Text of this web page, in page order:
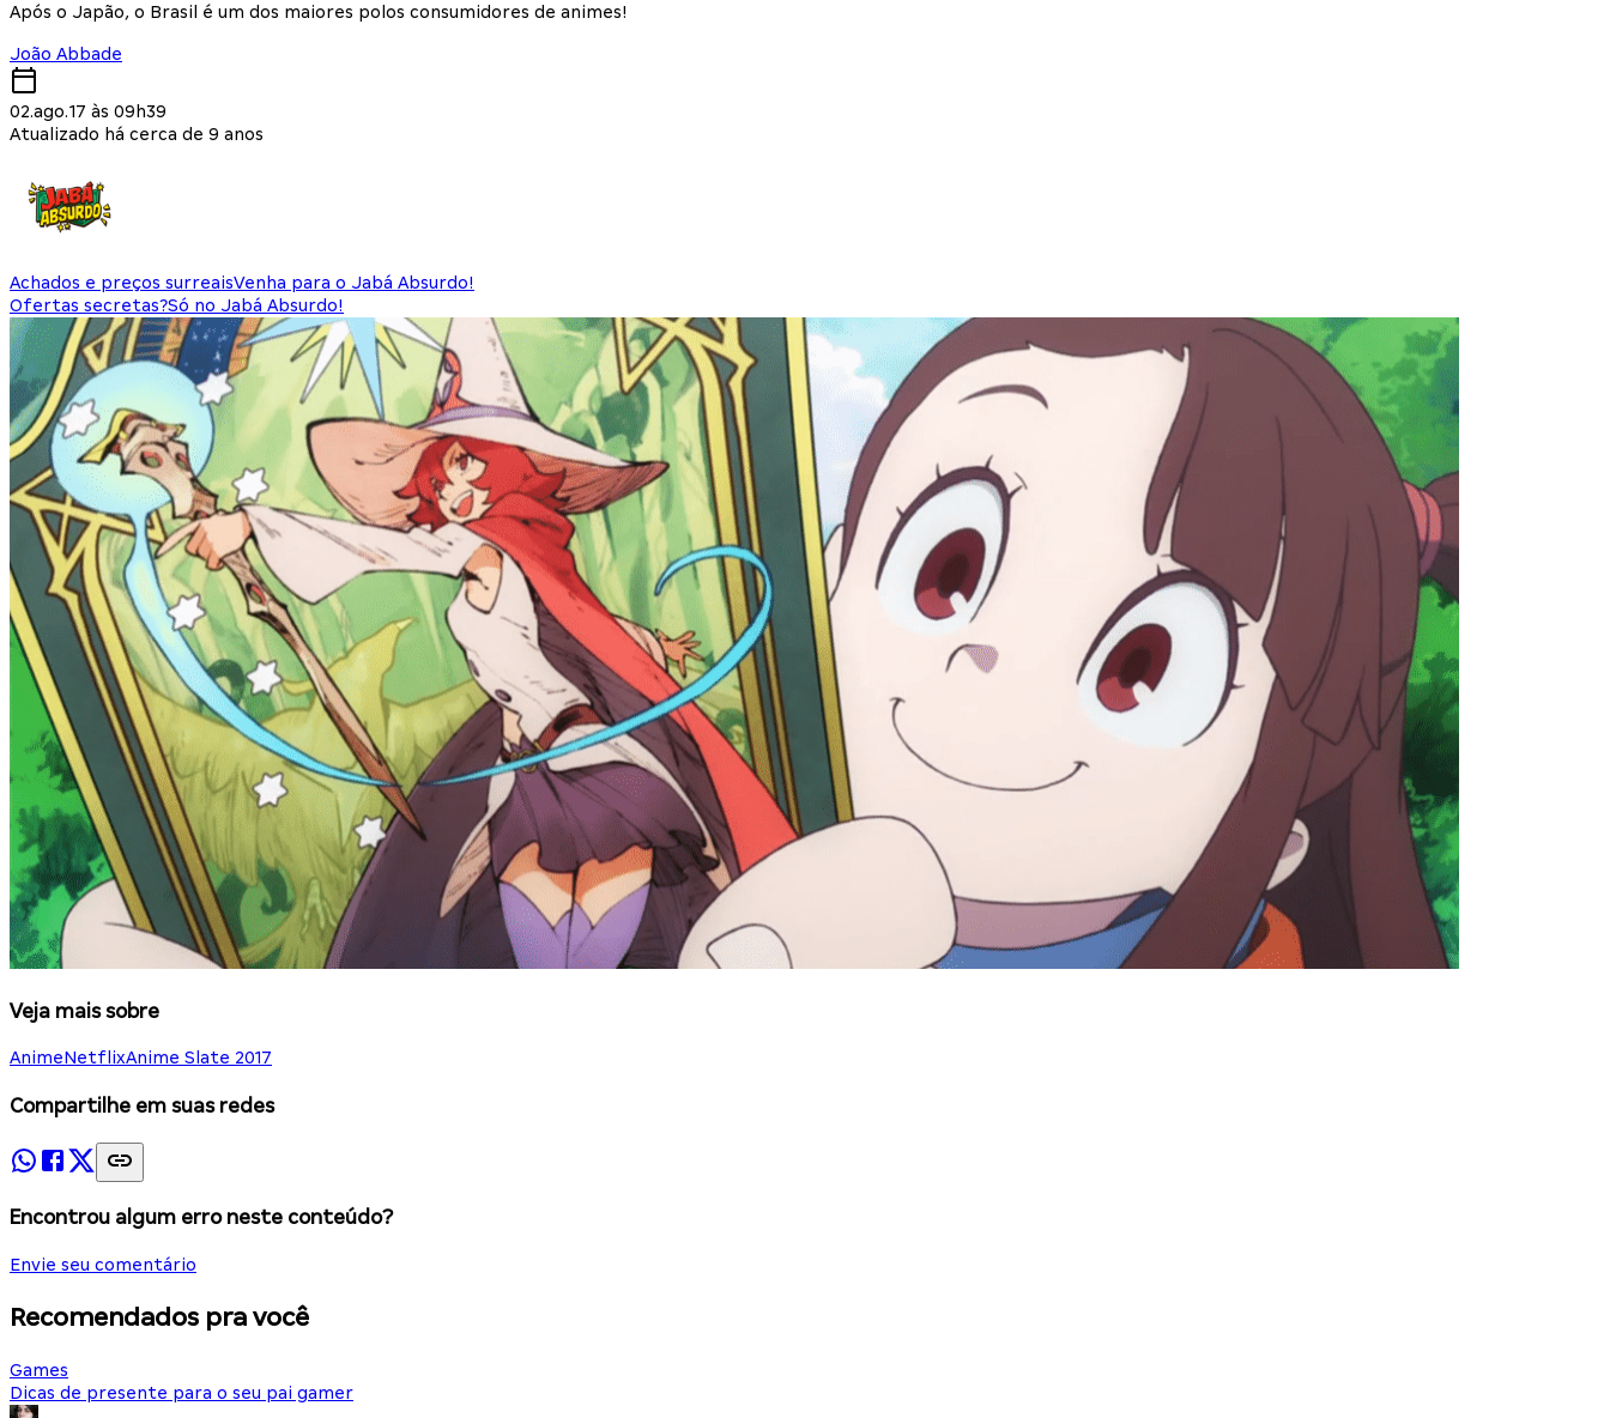
Após o Japão, o Brasil é um dos maiores polos consumidores de animes!
João Abbade
02.ago.17 às 09h39
Atualizado há cerca de 9 anos
Achados e preços surreaisVenha para o Jabá Absurdo!
Ofertas secretas?Só no Jabá Absurdo!
Veja mais sobre
AnimeNetflixAnime Slate 2017
Compartilhe em suas redes
Encontrou algum erro neste conteúdo?
Envie seu comentário
Recomendados pra você
Games
Dicas de presente para o seu pai gamer